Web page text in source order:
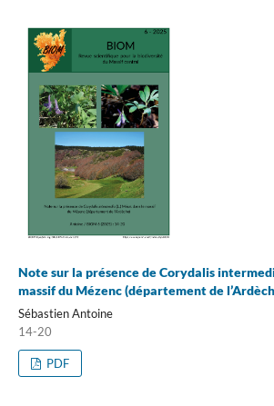
Note sur la présence de Corydalis
massif du Mézenc (département de
Sébastien Antoine
14-20
PDF